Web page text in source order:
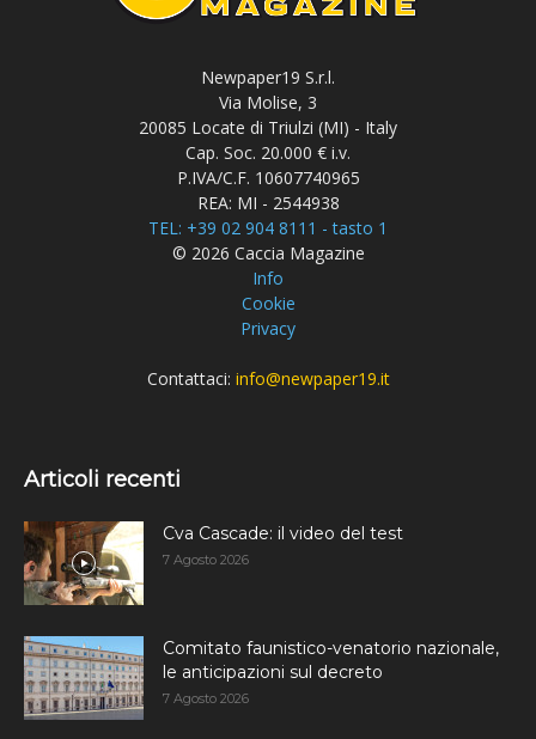
Newpaper19 S.r.l.
Via Molise, 3
20085 Locate di Triulzi (MI) - Italy
Cap. Soc. 20.000 € i.v.
P.IVA/C.F. 10607740965
REA: MI - 2544938
TEL: +39 02 904 8111 - tasto 1
© 2026 Caccia Magazine
Info
Cookie
Privacy
Contattaci: info@newpaper19.it
Articoli recenti
Cva Cascade: il video del test
7 Agosto 2026
Comitato faunistico-venatorio nazionale,
le anticipazioni sul decreto
7 Agosto 2026